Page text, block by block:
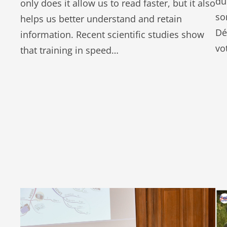
only does it allow us to read faster, but it also
helps us better understand and retain
information. Recent scientific studies show
that training in speed…